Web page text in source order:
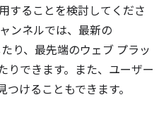
することを検討してくださ
ンネルでは、最新の
り、最先端のウェブ プラッ
りできます。また、ユーザー
けることもできます。